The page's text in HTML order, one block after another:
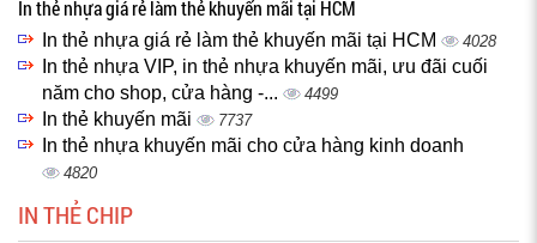
In thẻ nhựa giá rẻ làm thẻ khuyến mãi tại HCM
In thẻ nhựa giá rẻ làm thẻ khuyến mãi tại HCM 4028
In thẻ nhựa VIP, in thẻ nhựa khuyến mãi, ưu đãi cuối
năm cho shop, cửa hàng -...
4499
In thẻ khuyến mãi 7737
In thẻ nhựa khuyến mãi cho cửa hàng kinh doanh
4820
IN THẺ CHIP